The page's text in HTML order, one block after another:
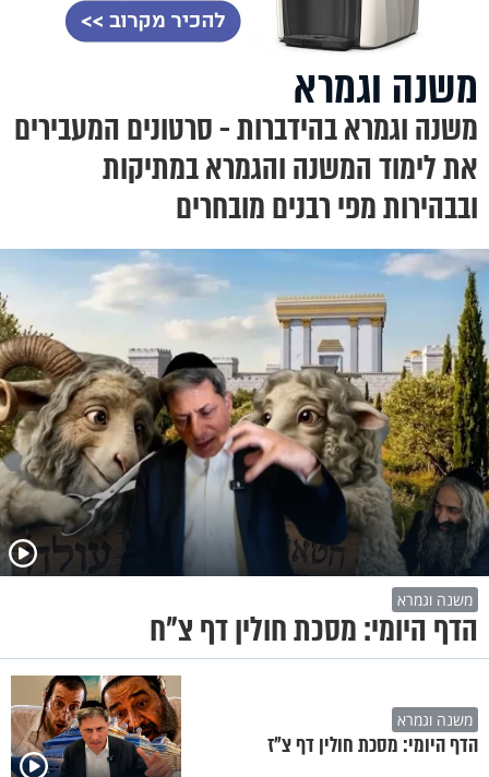
משנה וגמרא
משנה וגמרא בהידברות - סרטונים המעבירים
את לימוד המשנה והגמרא במתיקות
ובבהירות מפי רבנים מובחרים
משנה וגמרא
הדף היומי: מסכת חולין דף צ"ח
משנה וגמרא
הדף היומי: מסכת חולין דף צ"ז